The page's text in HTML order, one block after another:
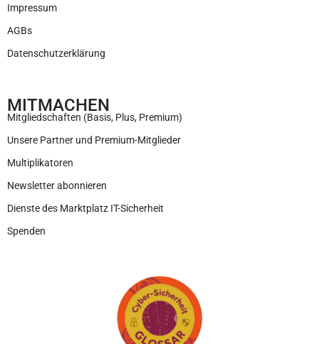
Impressum
AGBs
Datenschutzerklärung
MITMACHEN
Mitgliedschaften (Basis, Plus, Premium)
Unsere Partner und Premium-Mitglieder
Multiplikatoren
Newsletter abonnieren
Dienste des Marktplatz IT-Sicherheit
Spenden